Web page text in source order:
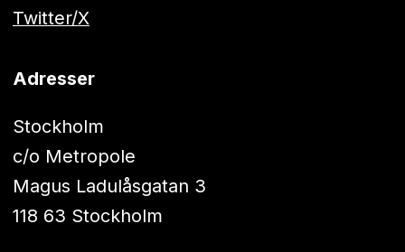
Twitter/X
Adresser
Stockholm
c/o Metropole
Magus Ladulåsgatan 3
118 63 Stockholm